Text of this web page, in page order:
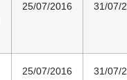
25/07/2016 31/07/
25/07/2016 31/07/